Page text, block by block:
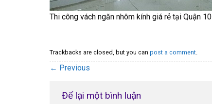
Thi công vách ngăn nhôm kính giá rẻ tại Quận 10
Trackbacks are closed, but you can post a comment.
← Previous
Để lại một bình luận